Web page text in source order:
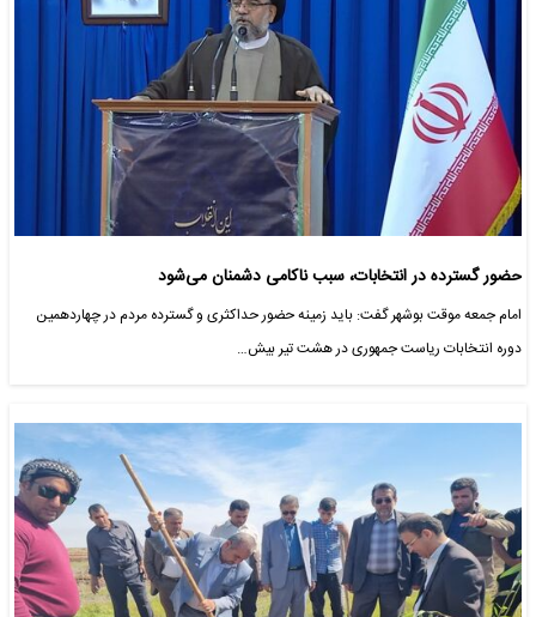
حضور گسترده در انتخابات، سبب ناکامی دشمنان می‌شود
امام جمعه موقت بوشهر گفت: باید زمینه حضور حداکثری و گسترده مردم در چهاردهمین
دوره انتخابات ریاست جمهوری در هشت تیر بیش…